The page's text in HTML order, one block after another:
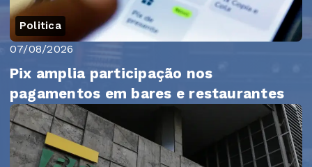
Politica
07/08/2026
Pix amplia participação nos
pagamentos em bares e restaurantes